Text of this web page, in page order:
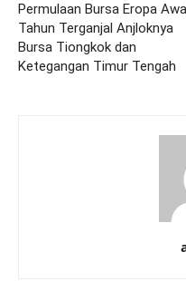
Permulaan Bursa Eropa
Tahun Terganjal Anjloknya
Bursa Tiongkok dan
Ketegangan Timur Tengah